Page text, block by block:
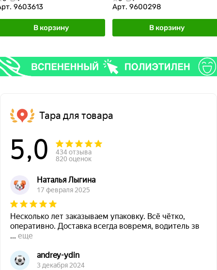
9603613
В корзину
Арт. 9600298
В корзину
Тара для товара
5,0
434 отзыва
820 оценок
Наталья Лыгина
17 февраля 2025
Несколько лет заказываем упаковку. Всё чётко,
оперативно. Доставка всегда вовремя, водитель зв
... еще
andrey-ydin
3 декабря 2024